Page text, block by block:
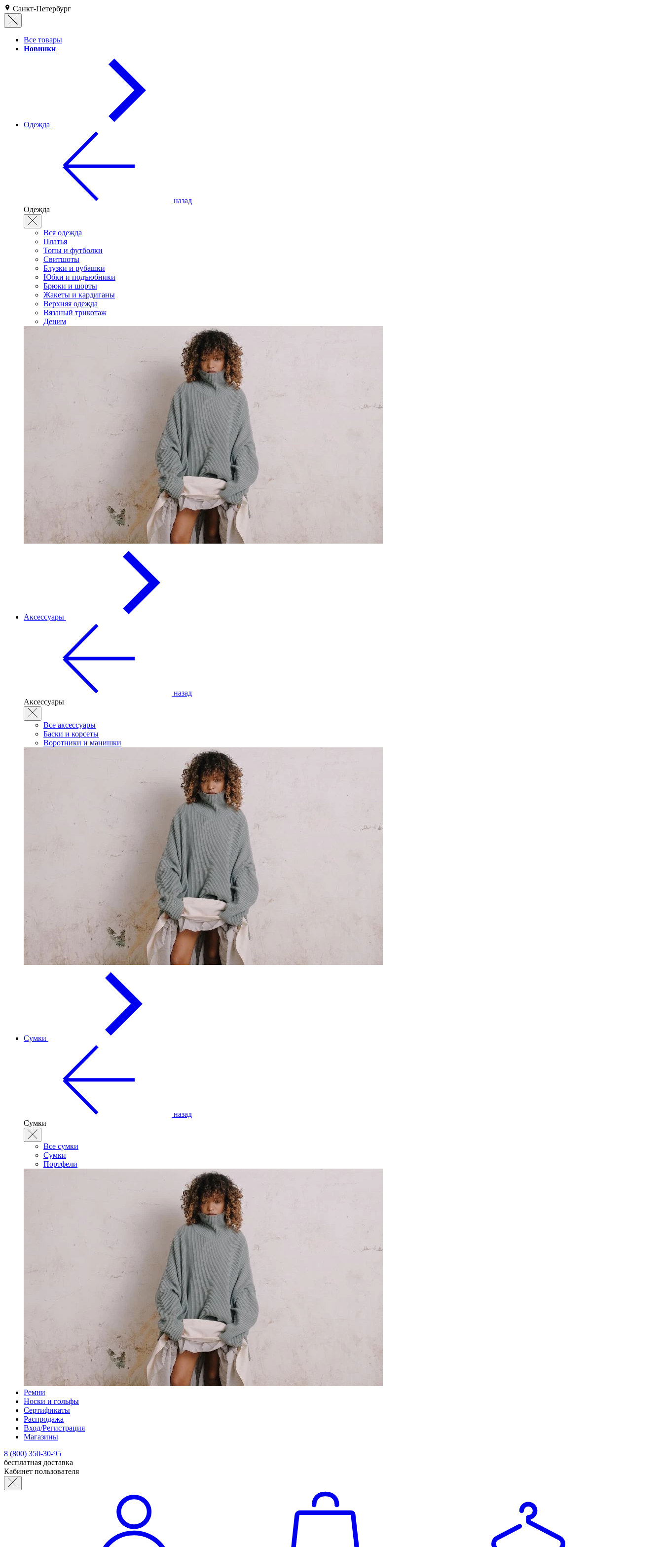
Санкт-Петербург
Все товары
Новинки
Одежда
назад
Одежда
Вся одежда
Платья
Топы и футболки
Свитшоты
Блузки и рубашки
Юбки и подъюбники
Брюки и шорты
Жакеты и кардиганы
Верхняя одежда
Вязаный трикотаж
Деним
Аксессуары
назад
Аксессуары
Все аксессуары
Баски и корсеты
Воротники и манишки
Сумки
назад
Сумки
Все сумки
Сумки
Портфели
Ремни
Носки и гольфы
Сертификаты
Распродажа
Вход/Регистрация
Магазины
8 (800) 350-30-95
бесплатная доставка
Кабинет пользователя